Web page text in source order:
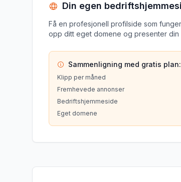
Din egen
Få en profesjonell profilside som
opp ditt eget domene og presenter
Sammenligning med gratis plan:
Klipp per måned
Fremhevede annonser
Bedriftshjemmeside
Eget domene